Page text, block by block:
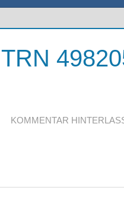
KOMMENTAR